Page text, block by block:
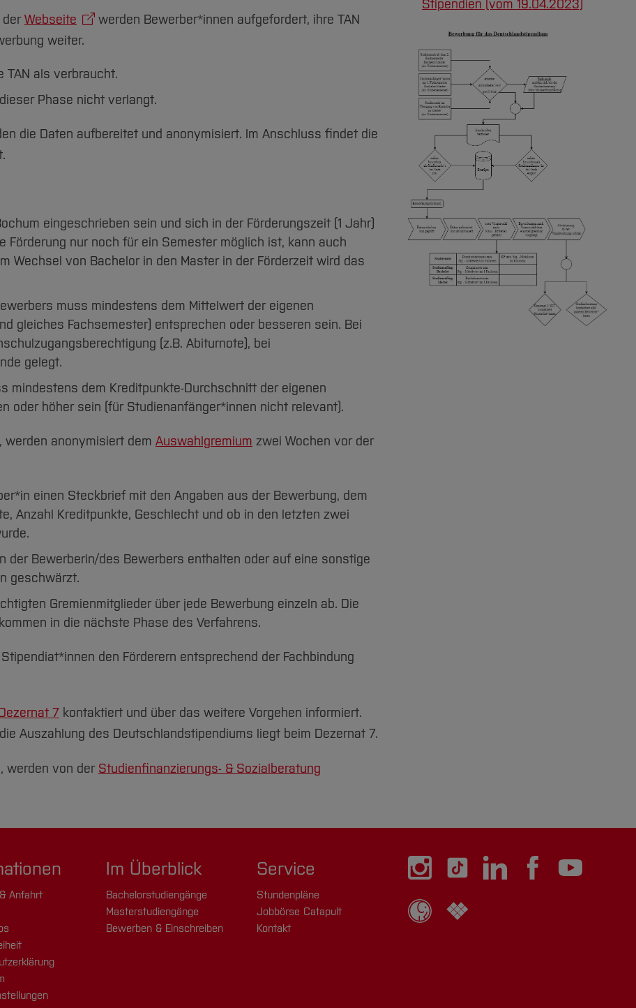
derWebseite
werden Bewerber*innen aufgefordert, ihre TAN
weiter.
TAN als verbraucht.
Phase nicht verlangt.
die Daten aufbereitet und anonymisiert. Im Anschluss findet die
eingeschrieben sein und sich in der Förderungszeit (1 Jahr)
Förderung nur noch für ein Semester möglich ist, kann auch
Wechsel von Bachelor in den Master in der Förderzeit wird das
muss mindestens dem Mittelwert der eigenen
gleiches Fachsemester) entsprechen oder besseren sein. Bei
(z.B. Abiturnote), bei
gelegt.
mindestens dem Kreditpunkte-Durchschnitt der eigenen
oder höher sein (für Studienanfänger*innen nicht relevant).
werden anonymisiert dem Auswahlgremium zwei Wochen vor der
einen Steckbrief mit den Angaben aus der Bewerbung, dem
Anzahl Kreditpunkte, Geschlecht und ob in den letzten zwei
der Bewerberin/des Bewerbers enthalten oder auf eine sonstige
geschwärzt.
Gremienmitglieder über jede Bewerbung einzeln ab. Die
in die nächste Phase des Verfahrens.
den Förderern entsprechend der Fachbindung
7 kontaktiert und über das weitere Vorgehen informiert.
Auszahlung des Deutschlandstipendiums liegt beim Dezernat 7.
werden von der Studienfinanzierungs- & Sozialberatung
Stipendien (vom 19.04.2023)
Anfahrt
Im Überblick
Bachelorstudiengänge
Masterstudiengänge
Bewerben & Einschreiben
Service
Stundenpläne
Jobbörse Catapult
Kontakt